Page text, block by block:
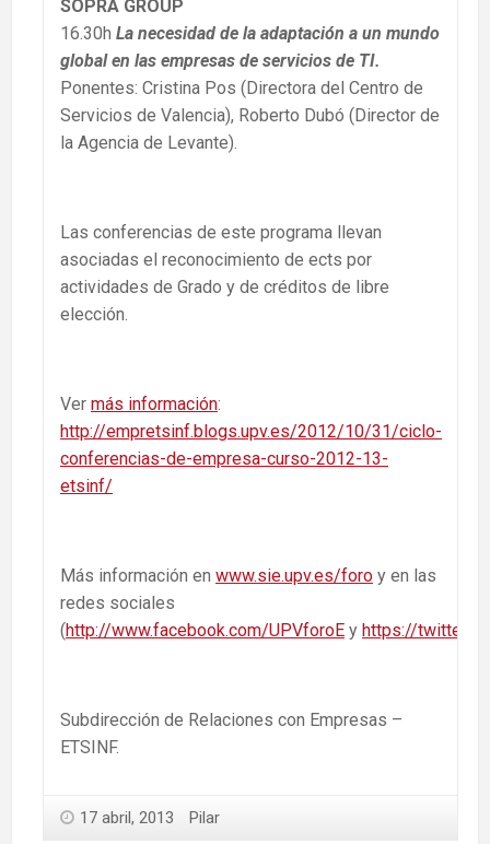
SOPRA GROUP
16.30h La necesidad de la adaptación a un mundo
global en las empresas de servicios de TI.
Ponentes: Cristina Pos (Directora del Centro de
Servicios de Valencia), Roberto Dubó (Director de
la Agencia de Levante).
Las conferencias de este programa llevan
asociadas el reconocimiento de ects por
actividades de Grado y de créditos de libre
elección.
Ver más información:
http://empretsinf.blogs.upv.es/2012/10/31/ciclo-
conferencias-de-empresa-curso-2012-13-
etsinf/
Más información en www.sie.upv.es/foro y en las
redes sociales
(http://www.facebook.com/UPVforoE y https://
Subdirección de Relaciones con Empresas –
ETSINF.
17 abril, 2013 Pilar